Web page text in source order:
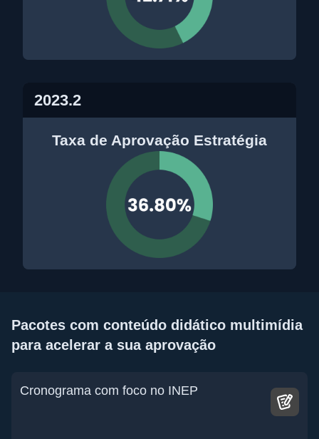
2023.2
Taxa de Aprovação Estratégia
Pacotes com conteúdo didático multimídia
para acelerar a sua aprovação
Cronograma com foco no INEP